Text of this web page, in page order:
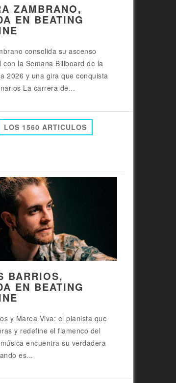
ZAMBRANO,
EN BEATING
consolida su ascenso
con la Semana Billboard de la
2026 y una gira que conquista
La carrera de...
LOS 1560 ARTICULOS
BARRIOS,
EN BEATING
y Marea Viva: el pianista que
y redefine el flamenco del
encuentra su verdadera
es...